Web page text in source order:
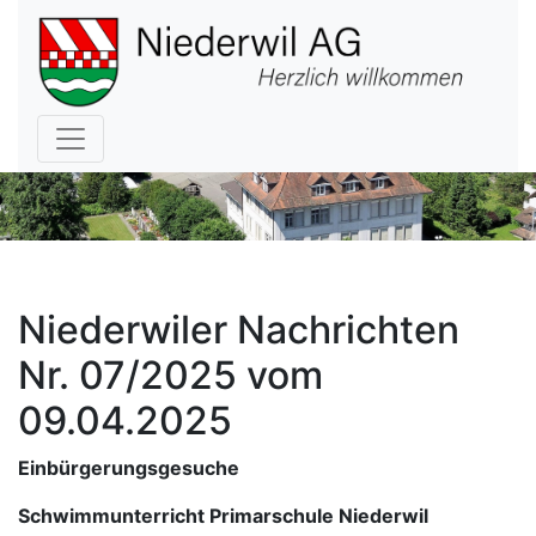
Hauptnavigation
Niederwiler Nachrichten
Nr. 07/2025 vom
09.04.2025
Einbürgerungsgesuche
Schwimmunterricht Primarschule Niederwil